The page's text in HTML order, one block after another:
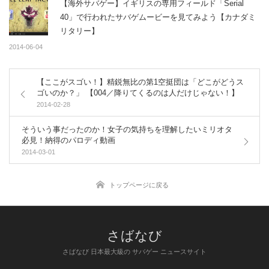
【海外サバゲー】イギリスの専用フィールド「Serial
40」で行われたサバゲムービーを見てみよう【カナダミ
リタリー】
2014-06-04
【ここがスゴい！】精鋭無比の第1空挺団は「どこがどうス
ゴいのか？」 【004／降りてくるのは人だけじゃない！】
2014-02-28
そういう事だったのか！女子の気持ちを理解したいミリオタ
必見！納得のパロディ動画
2014-03-01
トップページに戻る
さばなび 日本最大級の サバゲー ニュースサイト